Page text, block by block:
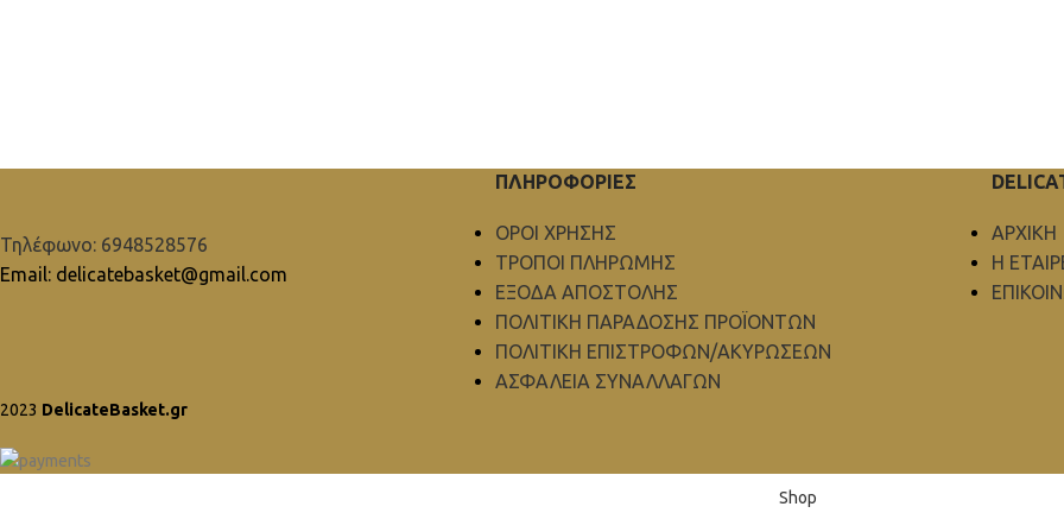
Τηλέφωνο: 6948528576
Email: delicatebasket@gmail.com
ΠΛΗΡΟΦΟΡΙΕΣ
ΟΡΟΙ ΧΡΗΣΗΣ
ΤΡΟΠΟΙ ΠΛΗΡΩΜΗΣ
ΕΞΟΔΑ ΑΠΟΣΤΟΛΗΣ
ΠΟΛΙΤΙΚΗ ΠΑΡΑΔΟΣΗΣ ΠΡΟΪΟΝΤΩΝ
ΠΟΛΙΤΙΚΗ ΕΠΙΣΤΡΟΦΩΝ/ΑΚΥΡΩΣΕΩΝ
ΑΣΦΑΛΕΙΑ ΣΥΝΑΛΛΑΓΩΝ
ΑΡΧΙΚΗ
Η
2023 DelicateBasket.gr
Shop